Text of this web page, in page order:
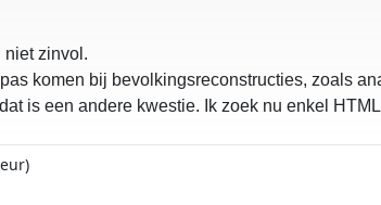
niet zinvol.
komen bij bevolkingsreconstructies, zoals
is een andere kwestie. Ik zoek nu enkel